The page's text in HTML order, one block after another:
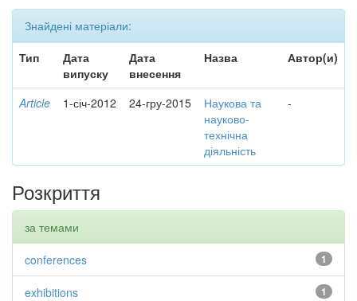
Знайдені матеріали:
Тип
Дата
випуску
Дата
внесення
Назва Автор(и)
Article 1-січ-2012 24-гру-2015
Наукова та
науково-
технічна
діяльність
-
Розкриття
за темами
1
conferences
1
exhibitions